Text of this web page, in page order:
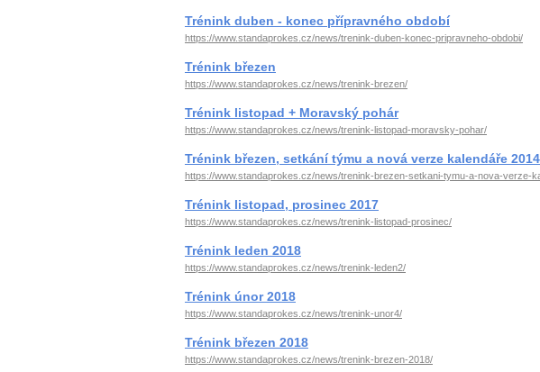
Trénink duben - konec přípravného období
https://www.standaprokes.cz/news/trenink-duben-konec-pripravneho-obdobi/
Trénink březen
https://www.standaprokes.cz/news/trenink-brezen/
Trénink listopad + Moravský pohár
https://www.standaprokes.cz/news/trenink-listopad-moravsky-pohar/
Trénink březen, setkání týmu a nová verze kalendáře 2014
https://www.standaprokes.cz/news/trenink-brezen-setkani-tymu-a-nova-verze-
Trénink listopad, prosinec 2017
https://www.standaprokes.cz/news/trenink-listopad-prosinec/
Trénink leden 2018
https://www.standaprokes.cz/news/trenink-leden2/
Trénink únor 2018
https://www.standaprokes.cz/news/trenink-unor4/
Trénink březen 2018
https://www.standaprokes.cz/news/trenink-brezen-2018/